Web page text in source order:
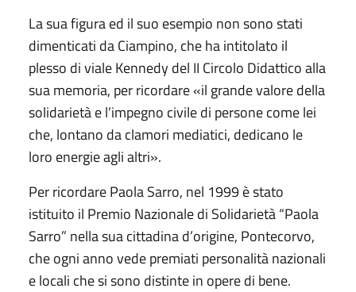
La sua figura ed il suo esempio non sono stati
dimenticati da Ciampino, che ha intitolato il
plesso di viale Kennedy del II Circolo Didattico alla
sua memoria, per ricordare «il grande valore della
solidarietà e l’impegno civile di persone come lei
che, lontano da clamori mediatici, dedicano le
loro energie agli altri».
Per ricordare Paola Sarro, nel 1999 è stato
istituito il Premio Nazionale di Solidarietà “Paola
Sarro” nella sua cittadina d’origine, Pontecorvo,
che ogni anno vede premiati personalità nazionali
e locali che si sono distinte in opere di bene.